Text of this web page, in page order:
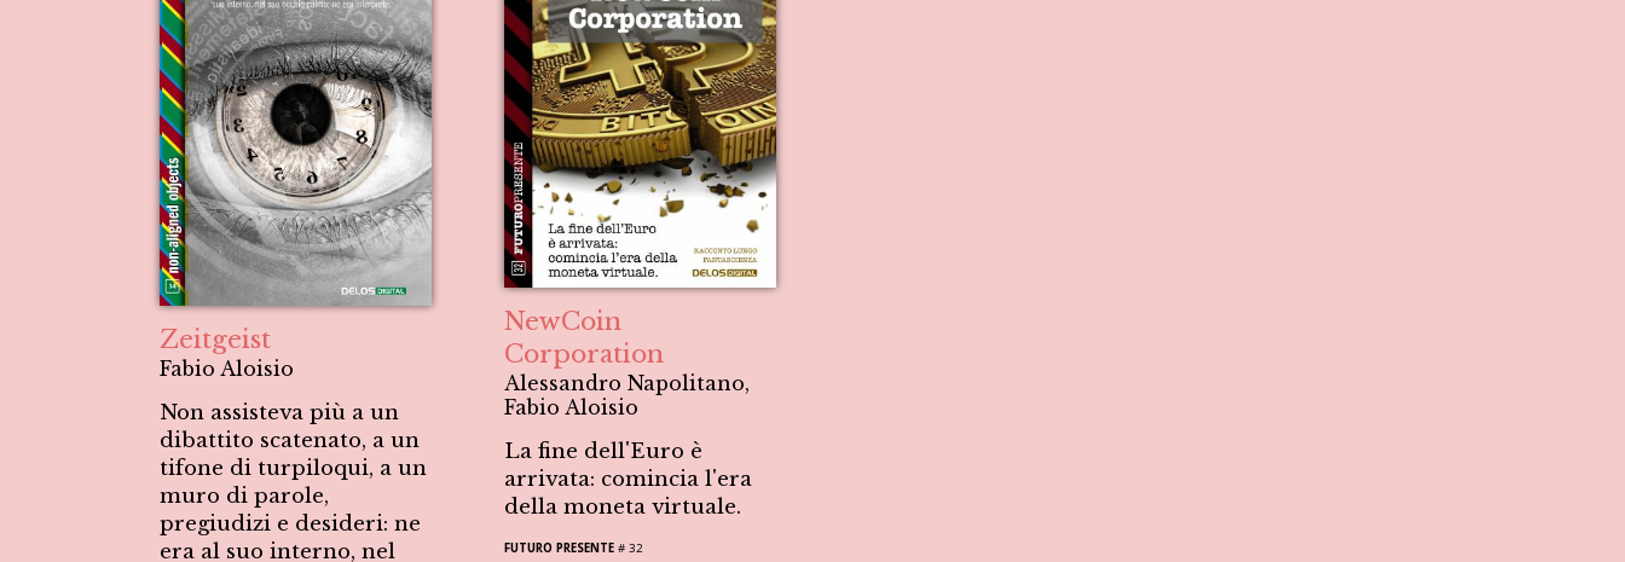
Zeitgeist
Fabio Aloisio
Non assisteva più a un
dibattito scatenato, a un
tifone di turpiloqui, a un
muro di parole,
pregiudizi e desideri: ne
era al suo interno, nel
NewCoin
Corporation
Alessandro Napolitano,
Fabio Aloisio
La fine dell'Euro è
arrivata: comincia l'era
della moneta virtuale.
FUTURO PRESENTE # 32